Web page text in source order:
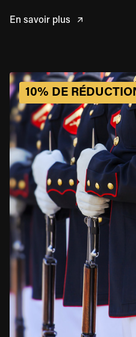
AMA membership at the time of
Additional exclusions may
En savoir plus
10% DE